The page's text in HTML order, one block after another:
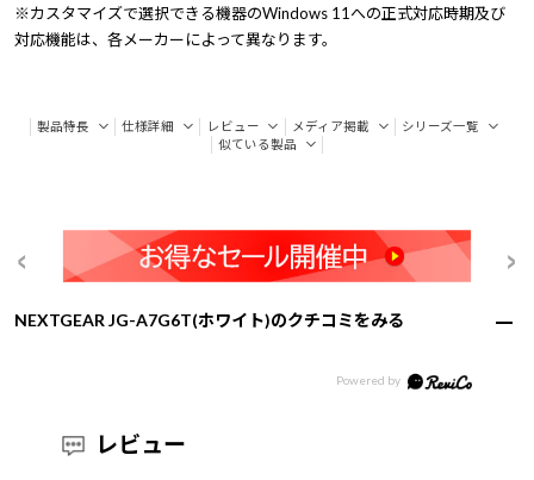
※カスタマイズで選択できる機器のWindows 11への正式対応時期及び
対応機能は、各メーカーによって異なります。
製品特長 仕様詳細 レビュー メディア掲載
シリーズ一覧
似ている製品
NEXTGEAR JG-A7G6T(ホワイト)のクチコミをみる
レビュー